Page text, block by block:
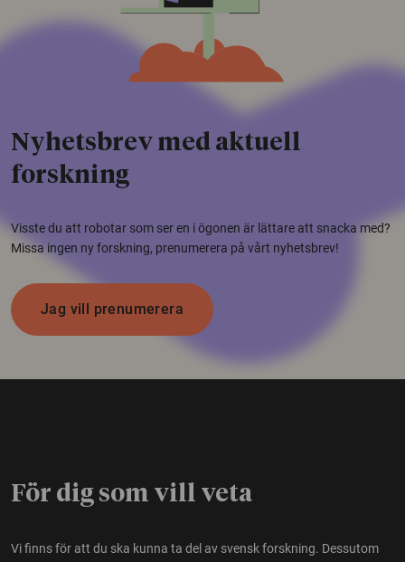
Nyhetsbrev med aktuell
forskning
Visste du att robotar som ser en i ögonen är lättare att snacka med?
Missa ingen ny forskning, prenumerera på vårt nyhetsbrev!
Jag vill prenumerera
För dig som vill veta
Vi finns för att du ska kunna ta del av svensk forskning. Dessutom